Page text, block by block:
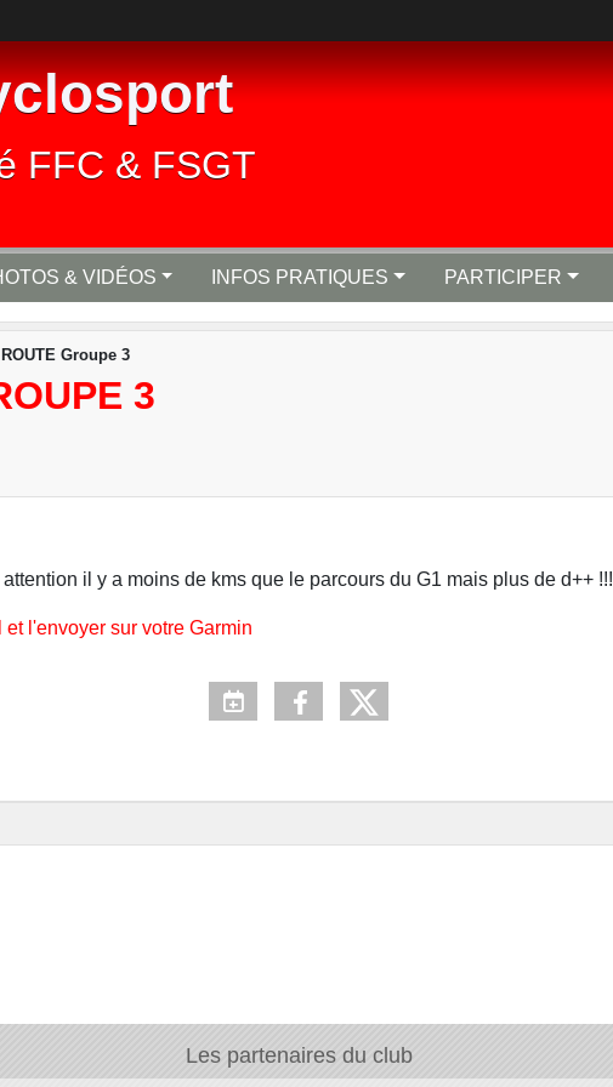
FFC & FSGT
& VIDÉOS INFOS PRATIQUES PARTICIPER
Groupe 3
3
il y a moins de kms que le parcours du G1 mais plus de d++ !!!
l'envoyer sur votre Garmin
Les partenaires du club